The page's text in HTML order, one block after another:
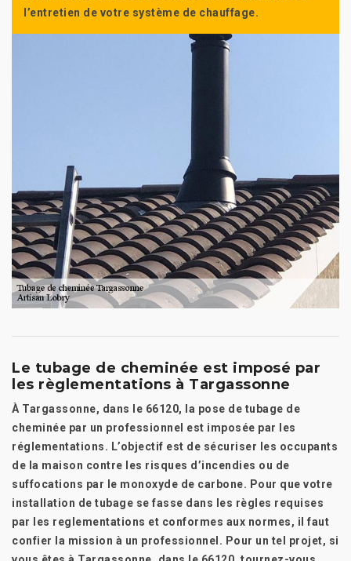
l’entretien de votre système de chauffage.
Le tubage de cheminée est imposé par
les règlementations à Targassonne
À Targassonne, dans le 66120, la pose de tubage de
cheminée par un professionnel est imposée par les
réglementations. L’objectif est de sécuriser les occupants
de la maison contre les risques d’incendies ou de
suffocations par le monoxyde de carbone. Pour que votre
installation de tubage se fasse dans les règles requises
par les reglementations et conformes aux normes, il faut
confier la mission à un professionnel. Pour un tel projet, si